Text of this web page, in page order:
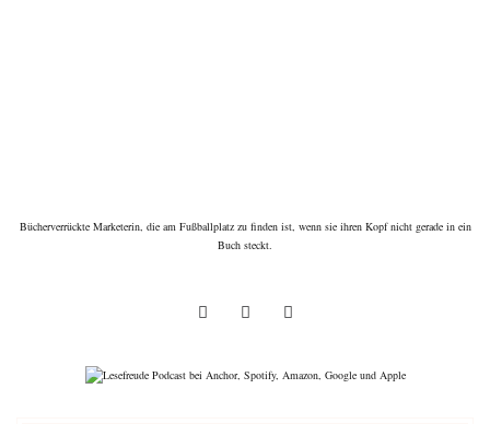
Bücherverrückte Marketerin, die am Fußballplatz zu finden ist, wenn sie ihren Kopf nicht gerade in ein
Buch steckt.